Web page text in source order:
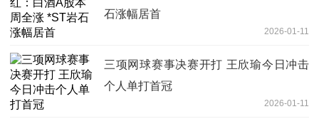
石涨幅居首
2026-01-11
三项网球赛事决赛开打 王欣瑜今日冲击
个人单打首冠
2026-01-11